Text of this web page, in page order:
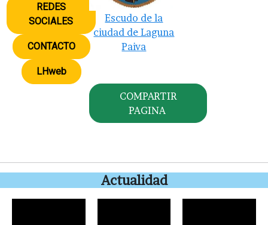
REDES
SOCIALES
CONTACTO
LHweb
Escudo de la
ciudad de Laguna
Paiva
COMPARTIR
PAGINA
Actualidad